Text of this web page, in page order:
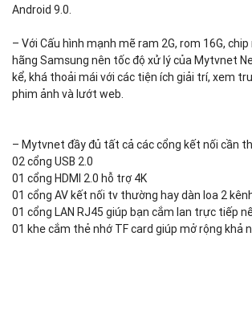
Android 9.0.
– Với Cấu hình mạnh mẽ ram 2G, rom 16G,
hãng Samsung nên tốc độ xử lý của Mytvnet
kể, khá thoải mái với các tiện ích giải trí, xem
phim ảnh và lướt web.
– Mytvnet đầy đủ tất cả các cổng kết nối cần
02 cổng USB 2.0
01 cổng HDMI 2.0 hỗ trợ 4K
01 cổng AV kết nối tv thường hay dàn loa 2
01 cổng LAN RJ45 giúp bạn cắm lan trực tiếp
01 khe cắm thẻ nhớ TF card giúp mở rộng khả